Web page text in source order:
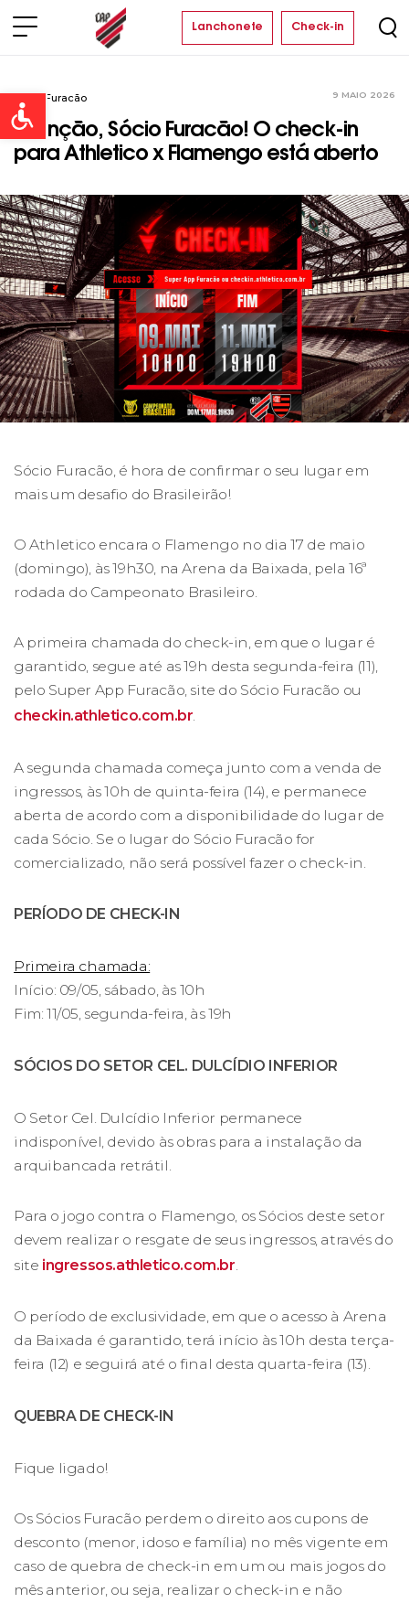
Open toolbar
Lanchonete Check-in
Sócio Furacão 9 MAIO 2026
Atenção, Sócio Furacão! O check-in
para Athletico x Flamengo está aberto
Sócio Furacão, é hora de confirmar o seu lugar em
mais um desafio do Brasileirão!
O Athletico encara o Flamengo no dia 17 de maio
(domingo), às 19h30, na Arena da Baixada, pela 16ª
rodada do Campeonato Brasileiro.
A primeira chamada do check-in, em que o lugar é
garantido, segue até as 19h desta segunda-feira (11),
pelo Super App Furacão, site do Sócio Furacão ou
checkin.athletico.com.br.
A segunda chamada começa junto com a venda de
ingressos, às 10h de quinta-feira (14), e permanece
aberta de acordo com a disponibilidade do lugar de
cada Sócio. Se o lugar do Sócio Furacão for
comercializado, não será possível fazer o check-in.
PERÍODO DE CHECK-IN
Primeira chamada:
Início: 09/05, sábado, às 10h
Fim: 11/05, segunda-feira, às 19h
SÓCIOS DO SETOR CEL. DULCÍDIO INFERIOR
O Setor Cel. Dulcídio Inferior permanece
indisponível, devido às obras para a instalação da
arquibancada retrátil.
Para o jogo contra o Flamengo, os Sócios deste setor
devem realizar o resgate de seus ingressos, através do
site ingressos.athletico.com.br
O período de exclusividade, em que o acesso à Arena
da Baixada é garantido, terá início às 10h desta terça-
feira (12) e seguirá até o final desta quarta-feira (13).
QUEBRA DE CHECK-IN
Fique ligado!
Os Sócios Furacão perdem o direito aos cupons de
desconto (menor, idoso e família) no mês vigente em
caso de quebra de check-in em um ou mais jogos do
mês anterior, ou seja, realizar o check-in e não